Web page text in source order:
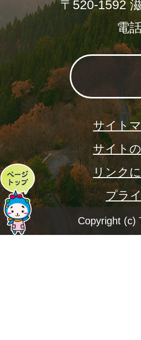
ペ
ー
ジ
〒520-1592
電
サイト
サイト
リンク
プラ
Copyright (c)